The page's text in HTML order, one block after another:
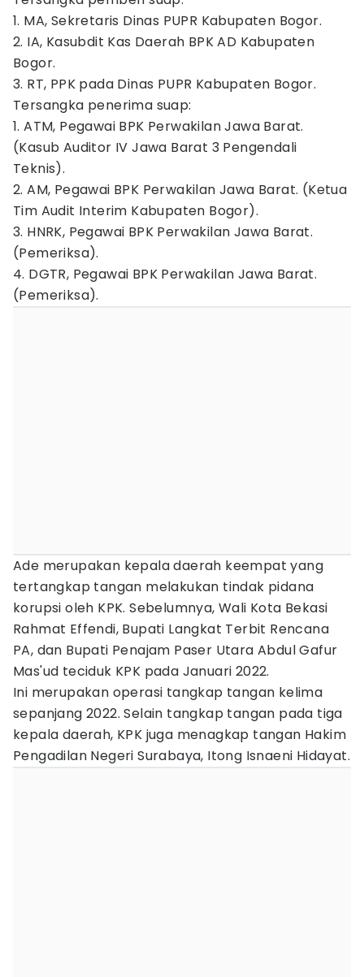
1. MA, Sekretaris Dinas PUPR Kabupaten Bogor.
2. IA, Kasubdit Kas Daerah BPK AD Kabupaten
Bogor.
3. RT, PPK pada Dinas PUPR Kabupaten Bogor.
Tersangka penerima suap:
1. ATM, Pegawai BPK Perwakilan Jawa Barat.
(Kasub Auditor IV Jawa Barat 3 Pengendali
Teknis).
2. AM, Pegawai BPK Perwakilan Jawa Barat. (Ketua
Tim Audit Interim Kabupaten Bogor).
3. HNRK, Pegawai BPK Perwakilan Jawa Barat.
(Pemeriksa).
4. DGTR, Pegawai BPK Perwakilan Jawa Barat.
(Pemeriksa).
Ade merupakan kepala daerah keempat yang
tertangkap tangan melakukan tindak pidana
korupsi oleh KPK. Sebelumnya, Wali Kota Bekasi
Rahmat Effendi, Bupati Langkat Terbit Rencana
PA, dan Bupati Penajam Paser Utara Abdul Gafur
Mas'ud teciduk KPK pada Januari 2022.
Ini merupakan operasi tangkap tangan kelima
sepanjang 2022. Selain tangkap tangan pada tiga
kepala daerah, KPK juga menagkap tangan Hakim
Pengadilan Negeri Surabaya, Itong Isnaeni Hidayat.